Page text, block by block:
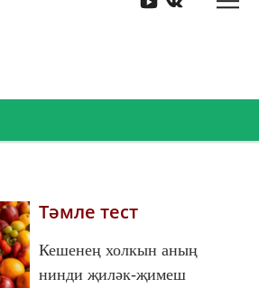
Тәмле тест
Кешенең холкын аның
нинди җиләк-җимеш